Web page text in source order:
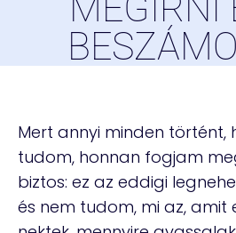
Mert annyi minden történt,
tudom, honnan fogjam
biztos: ez az eddigi
és nem tudom, mi az, amit